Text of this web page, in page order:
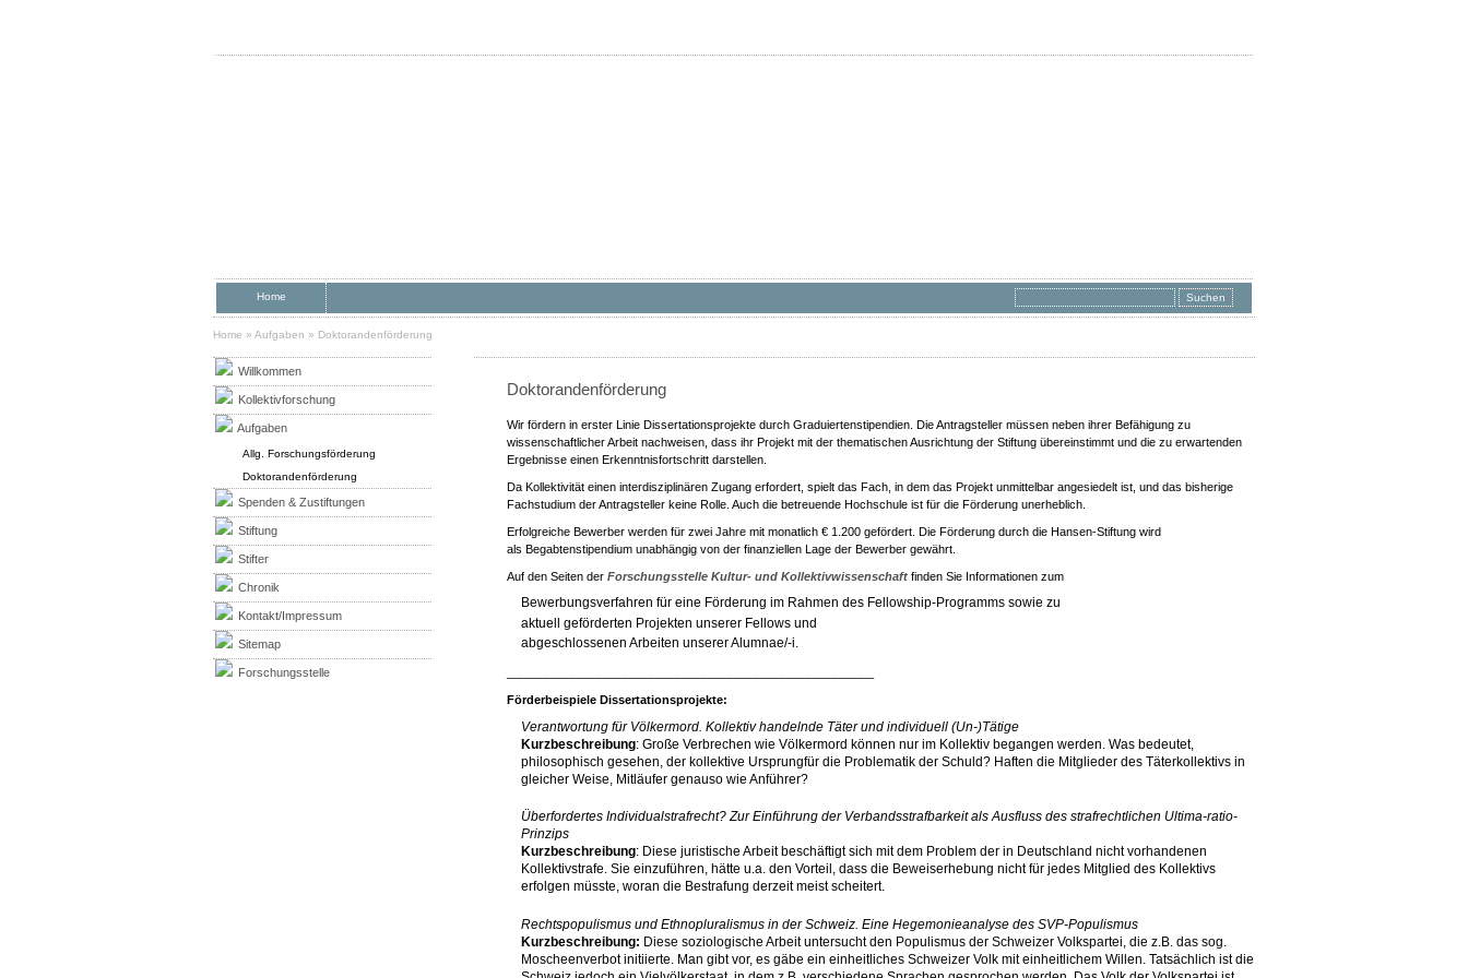
Home
Home » Aufgaben » Doktorandenförderung
Willkommen
Kollektivforschung
Aufgaben
Allg. Forschungsförderung
Doktorandenförderung
Spenden & Zustiftungen
Stiftung
Stifter
Chronik
Kontakt/Impressum
Sitemap
Forschungsstelle
Doktorandenförderung
Wir fördern in erster Linie Dissertationsprojekte durch Graduiertenstipendien. Die Antragsteller müssen neben ihrer Befähigung zu
wissenschaftlicher Arbeit nachweisen, dass ihr Projekt mit der thematischen Ausrichtung der Stiftung übereinstimmt und die zu erwartenden
Ergebnisse einen Erkenntnisfortschritt darstellen.
Da Kollektivität einen interdisziplinären Zugang erfordert, spielt das Fach, in dem das Projekt unmittelbar angesiedelt ist, und das bisherige
Fachstudium der Antragsteller keine Rolle. Auch die betreuende Hochschule ist für die Förderung unerheblich.
Erfolgreiche Bewerber werden für zwei Jahre mit monatlich € 1.200 gefördert. Die Förderung durch die Hansen-Stiftung wird
als Begabtenstipendium unabhängig von der finanziellen Lage der Bewerber gewährt.
Auf den Seiten der Forschungsstelle Kultur- und Kollektivwissenschaftfinden Sie Informationen zum
Bewerbungsverfahren für eine Förderung im Rahmen des Fellowship-Programms sowie zu
aktuell geförderten Projekten unserer Fellows und
abgeschlossenen Arbeiten unserer Alumnae/-i.
Förderbeispiele Dissertationsprojekte:
Verantwortung für Völkermord. Kollektiv handelnde Täter und individuell (Un-)Tätige
Kurzbeschreibung: Große Verbrechen wie Völkermord können nur im Kollektiv begangen werden. Was bedeutet,
philosophisch gesehen, der kollektive Ursprungfür die Problematik der Schuld? Haften die Mitglieder des Täterkollektivs in
gleicher Weise, Mitläufer genauso wie Anführer?
Überfordertes Individualstrafrecht? Zur Einführung der Verbandsstrafbarkeit als Ausfluss des strafrechtlichen Ultima-ratio-
Prinzips
Kurzbeschreibung: Diese juristische Arbeit beschäftigt sich mit dem Problem der in Deutschland nicht vorhandenen
Kollektivstrafe. Sie einzuführen, hätte u.a. den Vorteil, dass die Beweiserhebung nicht für jedes Mitglied des Kollektivs
erfolgen müsste, woran die Bestrafung derzeit meist scheitert.
Rechtspopulismus und Ethnopluralismus in der Schweiz. Eine Hegemonieanalyse des SVP-Populismus
Kurzbeschreibung: Diese soziologische Arbeit untersucht den Populismus der Schweizer Volkspartei, die z.B. das sog.
Moscheenverbot initiierte. Man gibt vor, es gäbe ein einheitliches Schweizer Volk mit einheitlichem Willen. Tatsächlich ist die